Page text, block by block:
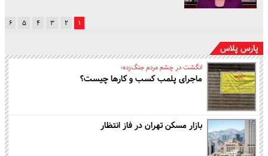
۱ ۲ ۳ ۴ ۵ ۶
پارس پلاس
انگشت در چشم مردم جنگ‌زده؛
ماجرای پلمب کسب و کارها چیست؟
بازار مسکن تهران در فاز انتظار